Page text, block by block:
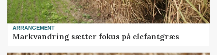
ARRANGEMENT
Markvandring sætter fokus på elefantgræs